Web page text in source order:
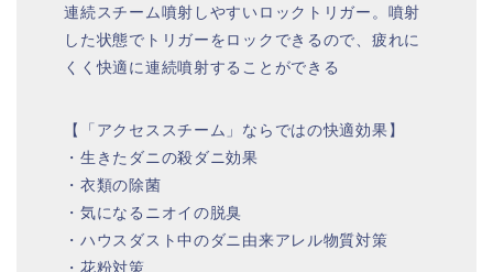
連続スチーム噴射しやすいロックトリガー。噴射
した状態でトリガーをロックできるので、疲れに
くく快適に連続噴射することができる
【「アクセススチーム」ならではの快適効果】
・生きたダニの殺ダニ効果
・衣類の除菌
・気になるニオイの脱臭
・ハウスダスト中のダニ由来アレル物質対策
・花粉対策